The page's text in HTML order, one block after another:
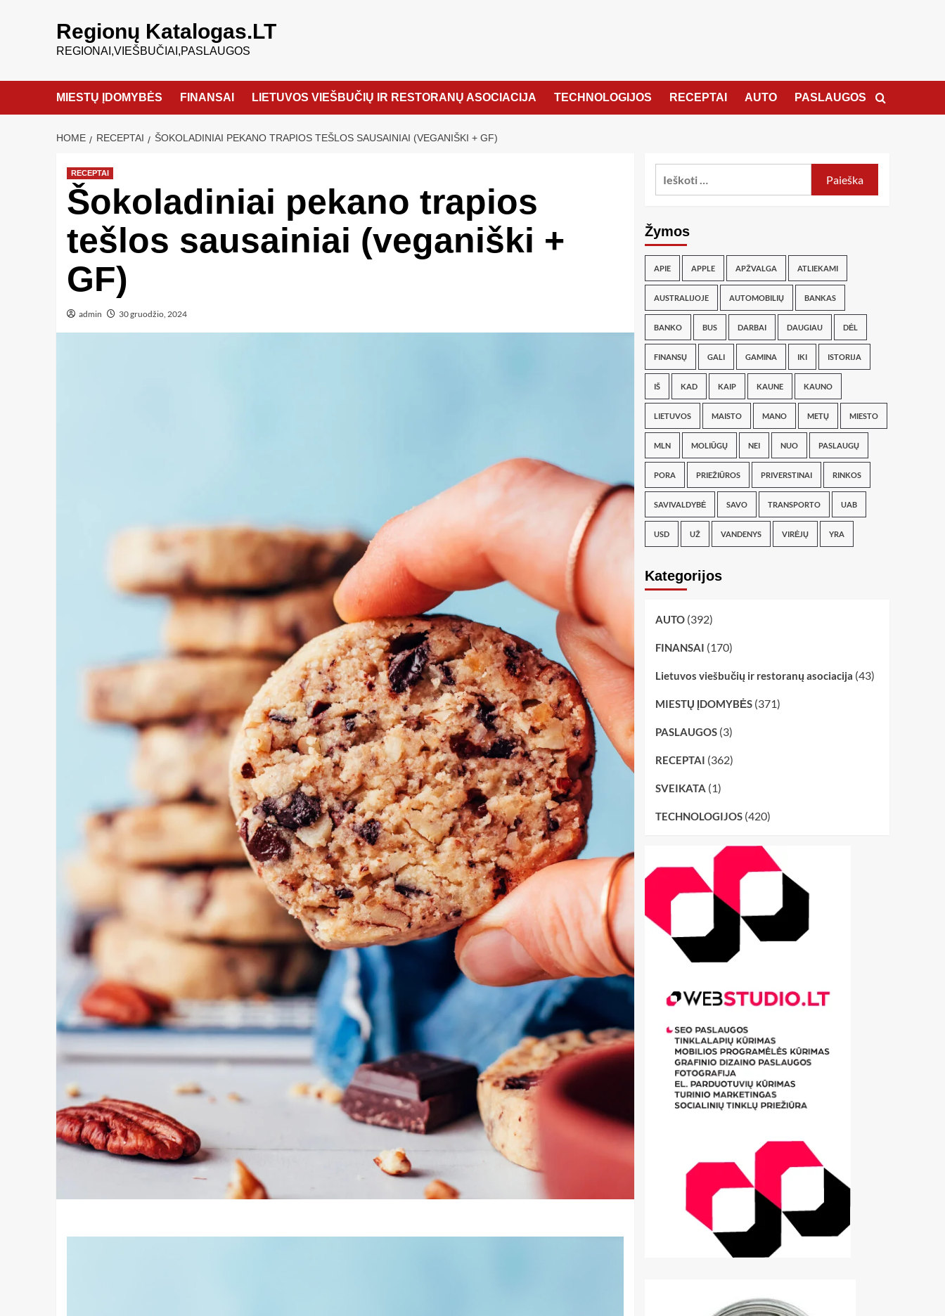
Regionų Katalogas.LT
REGIONAI,VIEŠBUČIAI,PASLAUGOS
MIESTŲ ĮDOMYBĖS FINANSAI LIETUVOS VIEŠBUČIŲ IR RESTORANŲ ASOCIACIJA TECHNOLOGIJOS RECEPTAI AUTO PASLAUGOS
HOME RECEPTAI ŠOKOLADINIAI PEKANO TRAPIOS TEŠLOS SAUSAINIAI (VEGANIŠKI + GF)
RECEPTAI
Šokoladiniai pekano trapios
tešlos sausainiai (veganiški +
GF)
admin 30 gruodžio, 2024
Žymos
APIE APPLE APŽVALGA ATLIEKAMI
AUSTRALIJOJE AUTOMOBILIŲ BANKAS
BANKO BUS DARBAI DAUGIAU DĖL
FINANSŲ GALI GAMINA IKI ISTORIJA
IŠ KAD KAIP KAUNE KAUNO
LIETUVOS MAISTO MANO METŲ MIESTO
MLN MOLIŪGŲ NEI NUO PASLAUGŲ
PORA PRIEŽIŪROS PRIVERSTINAI RINKOS
SAVIVALDYBĖ SAVO TRANSPORTO UAB
USD UŽ VANDENYS VIRĖJŲ YRA
Kategorijos
AUTO(392)
FINANSAI (170)
Lietuvos viešbučių ir restoranų asociacija (43)
MIESTŲ ĮDOMYBĖS(371)
PASLAUGOS(3)
RECEPTAI (362)
SVEIKATA (1)
TECHNOLOGIJOS(420)